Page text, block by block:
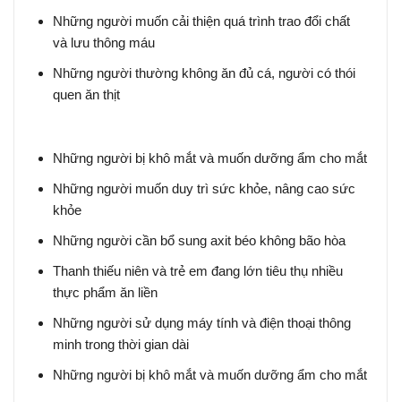
Những người muốn cải thiện quá trình trao đổi chất
và lưu thông máu
Những người thường không ăn đủ cá, người có thói
quen ăn thịt
Những người bị khô mắt và muốn dưỡng ẩm cho mắt
Những người muốn duy trì sức khỏe, nâng cao sức
khỏe
Những người cần bổ sung axit béo không bão hòa
Thanh thiếu niên và trẻ em đang lớn tiêu thụ nhiều
thực phẩm ăn liền
Những người sử dụng máy tính và điện thoại thông
minh trong thời gian dài
Những người bị khô mắt và muốn dưỡng ẩm cho mắt